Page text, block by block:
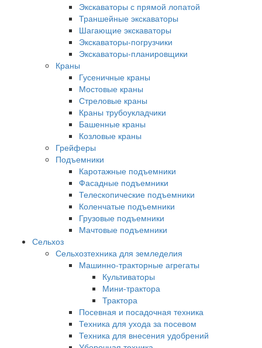
Экскаваторы с прямой лопатой
Траншейные экскаваторы
Шагающие экскаваторы
Экскаваторы-погрузчики
Экскаваторы-планировщики
Краны
Гусеничные краны
Мостовые краны
Стреловые краны
Краны трубоукладчики
Башенные краны
Козловые краны
Грейферы
Подъемники
Каротажные подъемники
Фасадные подъемники
Телескопические подъемники
Коленчатые подъемники
Грузовые подъемники
Мачтовые подъемники
Сельхоз
Сельхозтехника для земледелия
Машинно-тракторные агрегаты
Культиваторы
Мини-трактора
Трактора
Посевная и посадочная техника
Техника для ухода за посевом
Техника для внесения удобрений